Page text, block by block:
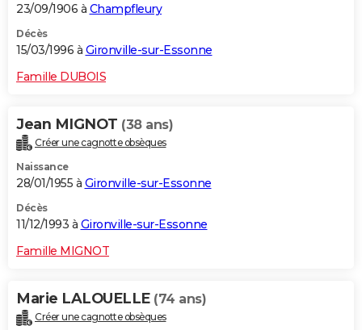
23/09/1906 à Champfleury
Décès
15/03/1996 à Gironville-sur-Essonne
Famille DUBOIS
Jean MIGNOT (38 ans)
Créer une cagnotte obsèques
Naissance
28/01/1955 à Gironville-sur-Essonne
Décès
11/12/1993 à Gironville-sur-Essonne
Famille MIGNOT
Marie LALOUELLE (74 ans)
Créer une cagnotte obsèques